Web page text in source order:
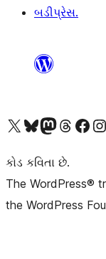
બડીપ્રેસ.
અમારા X (અગાઉ ટ્વિટર) એકાઉન્ટની મુલાકાત લોઅમારા Bluesky એકાઉન્ટની મુલાકાત લોઅમારા માસ્ટોડોન એકાઉન્ટની મુલાકાત લોઅમારા Threads એકાઉન્ટની મુલાકાત લો અમારા ફેસબુક પેજની મુલાકાત લોઅમારા ઇન્સ્ટાગ્રામ એકાઉન્ટની મુલાકાત લો
કોડ કવિતા છે.
The WordPress®
the WordPress